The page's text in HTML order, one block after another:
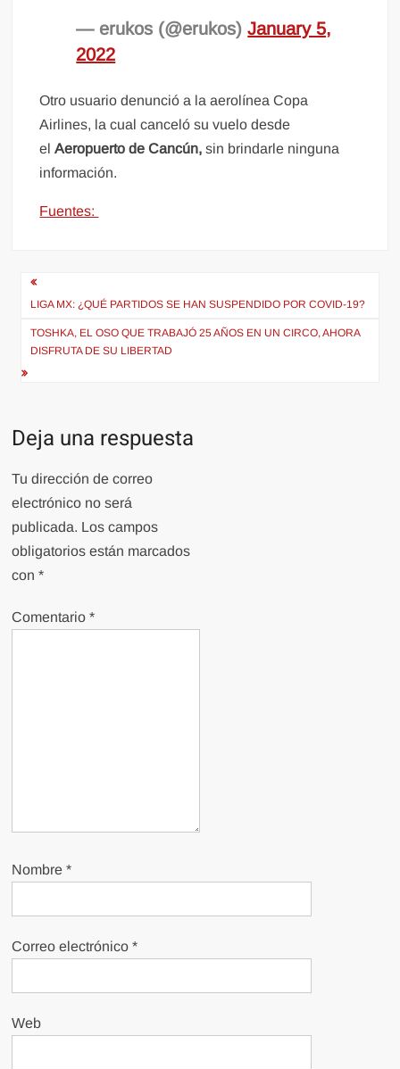
— erukos (@erukos)January 5,
2022
Otro usuario denunció a la aerolínea Copa
Airlines, la cual canceló su vuelo desde
elAeropuerto de Cancún, sin brindarle ninguna
información.
Fuentes:
Navegación
de
entradas
LIGA MX: ¿QUÉ PARTIDOS SE HAN SUSPENDIDO POR COVID-19?
TOSHKA, EL OSO QUE TRABAJÓ 25 AÑOS EN UN CIRCO, AHORA
DISFRUTA DE SU LIBERTAD
Deja una respuesta
Tu dirección de correo
electrónico no será
publicada. Los campos
obligatorios están marcados
con*
Comentario*
Nombre*
Correo electrónico*
Web